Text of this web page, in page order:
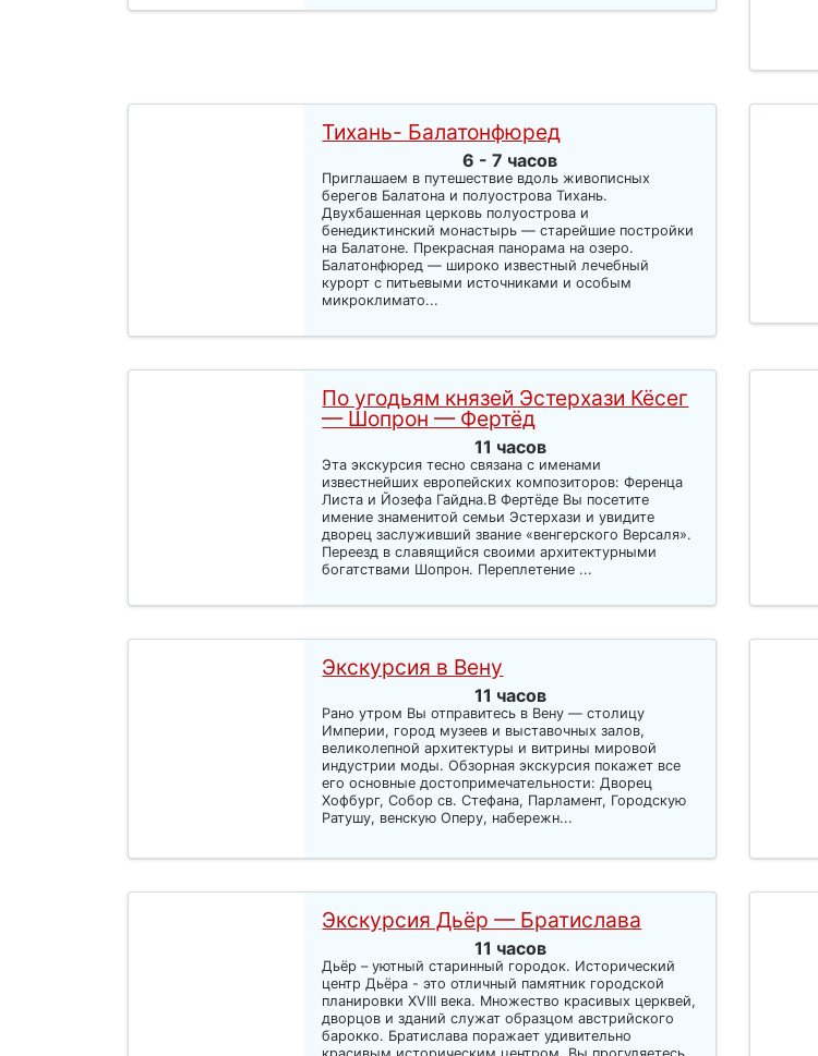
Тихань- Балатонфюред
6 - 7 часов
Приглашаем в путешествие вдоль живописных
берегов Балатона и полуострова Тихань.
Двухбашенная церковь полуострова и
бенедиктинский монастырь — старейшие постройки
на Балатоне. Прекрасная панорама на озеро.
Балатонфюред — широко известный лечебный
курорт с питьевыми источниками и особым
микроклимато...
По угодьям князей Эстерхази Кёсег
— Шопрон — Фертёд
11 часов
Эта экскурсия тесно связана с именами
известнейших европейских композиторов: Ференца
Листа и Йозефа Гайдна.В Фертёде Вы посетите
имение знаменитой семьи Эстерхази и увидите
дворец заслуживший звание «венгерского Версаля».
Переезд в славящийся своими архитектурными
богатствами Шопрон. Переплетение ...
Экскурсия в Вену
11 часов
Рано утром Вы отправитесь в Вену — столицу
Империи, город музеев и выставочных залов,
великолепной архитектуры и витрины мировой
индустрии моды. Обзорная экскурсия покажет все
его основные достопримечательности: Дворец
Хофбург, Собор св. Стефана, Парламент, Городскую
Ратушу, венскую Оперу, набережн...
Экскурсия Дьёр — Братислава
11 часов
Дьёр – уютный старинный городок. Исторический
центр Дьёра - это отличный памятник городской
планировки XVIII века. Множество красивых церквей,
дворцов и зданий служат образцом австрийского
барокко. Братислава поражает удивительно